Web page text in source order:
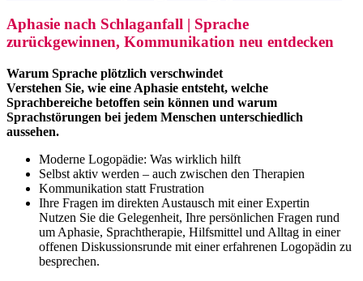
Aphasie nach Schlaganfall | Sprache
zurückgewinnen, Kommunikation neu entdecken
Warum Sprache plötzlich verschwindet
Verstehen Sie, wie eine Aphasie entsteht, welche
Sprachbereiche betoffen sein können und warum
Sprachstörungen bei jedem Menschen unterschiedlich
aussehen.
Moderne Logopädie: Was wirklich hilft
Selbst aktiv werden – auch zwischen den Therapien
Kommunikation statt Frustration
Ihre Fragen im direkten Austausch mit einer Expertin
Nutzen Sie die Gelegenheit, Ihre persönlichen Fragen rund
um Aphasie, Sprachtherapie, Hilfsmittel und Alltag in einer
offenen Diskussionsrunde mit einer erfahrenen Logopädin zu
besprechen.